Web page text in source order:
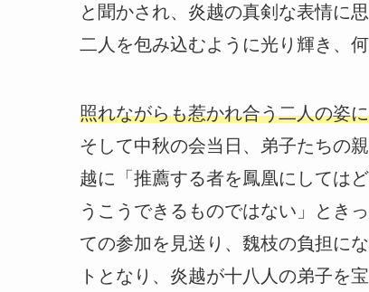
と聞かされ、炎越の真剣な表情に
二人を包み込むように光り輝き、
照れながらも惹かれ合う二人の姿
そして中秋の会当日、弟子たちの
越に「推薦する者を鳳凰にしては
うこうできるものではない」とき
ての参加を見送り、魏枝の負担に
トとなり、炎越が十八人の弟子を